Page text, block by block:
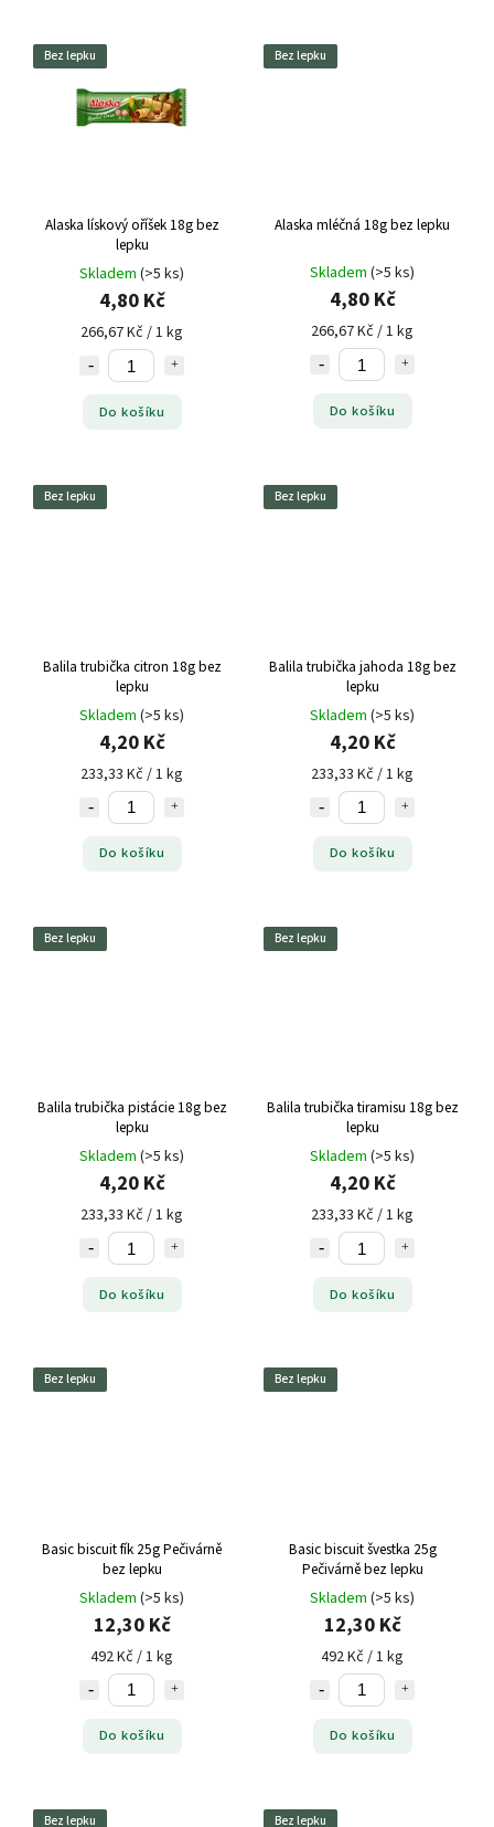
Bez lepku
Alaska lískový oříšek 18g bez
lepku
Skladem (>5 ks)
4,80 Kč
266,67 Kč / 1 kg
Do košíku
Bez lepku
Alaska mléčná 18g bez lepku
Skladem (>5 ks)
4,80 Kč
266,67 Kč / 1 kg
Do košíku
Bez lepku
Balila trubička citron 18g bez
lepku
Skladem (>5 ks)
4,20 Kč
233,33 Kč / 1 kg
Do košíku
Bez lepku
Balila trubička jahoda 18g bez
lepku
Skladem (>5 ks)
4,20 Kč
233,33 Kč / 1 kg
Do košíku
Bez lepku
Balila trubička pistácie 18g bez
lepku
Skladem (>5 ks)
4,20 Kč
233,33 Kč / 1 kg
Do košíku
Bez lepku
Balila trubička tiramisu 18g bez
lepku
Skladem (>5 ks)
4,20 Kč
233,33 Kč / 1 kg
Do košíku
Bez lepku
Basic biscuit fík 25g Pečivárně
bez lepku
Skladem (>5 ks)
12,30 Kč
492 Kč / 1 kg
Do košíku
Bez lepku
Basic biscuit švestka 25g
Pečivárně bez lepku
Skladem (>5 ks)
12,30 Kč
492 Kč / 1 kg
Do košíku
Bez lepku Bez lepku